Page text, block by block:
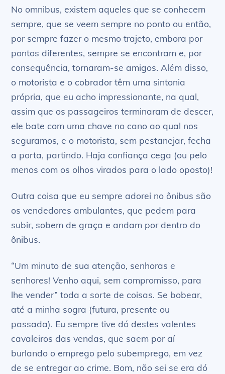
No omnibus, existem aqueles que se conhecem
sempre, que se veem sempre no ponto ou então,
por sempre fazer o mesmo trajeto, embora por
pontos diferentes, sempre se encontram e, por
consequência, tornaram-se amigos. Além disso,
o motorista e o cobrador têm uma sintonia
própria, que eu acho impressionante, na qual,
assim que os passageiros terminaram de descer,
ele bate com uma chave no cano ao qual nos
seguramos, e o motorista, sem pestanejar, fecha
a porta, partindo. Haja confiança cega (ou pelo
menos com os olhos virados para o lado oposto)!
Outra coisa que eu sempre adorei no ônibus são
os vendedores ambulantes, que pedem para
subir, sobem de graça e andam por dentro do
ônibus.
“Um minuto de sua atenção, senhoras e
senhores! Venho aqui, sem compromisso, para
lhe vender” toda a sorte de coisas. Se bobear,
até a minha sogra (futura, presente ou
passada). Eu sempre tive dó destes valentes
cavaleiros das vendas, que saem por aí
burlando o emprego pelo subemprego, em vez
de se entregar ao crime. Bom, não sei se era dó